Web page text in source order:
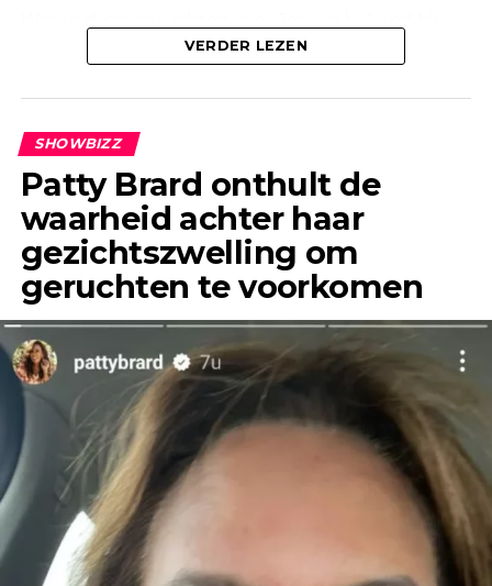
Linda, of waren ze alleen bekend bij de mensen
geruchten al jaren geleden de ronde deden.
“Het enige wat ik jaren geleden, toen ik Jeroen
nog helemaal niet kende, wel eens had gehoord,
was dat hij een flirt was en altijd ontrouw was,”
vertelt Anouk in gesprek met &C.
VERDER LEZEN
SHOWBIZZ
Patty Brard onthult de
waarheid achter haar
gezichtszwelling om
geruchten te voorkomen